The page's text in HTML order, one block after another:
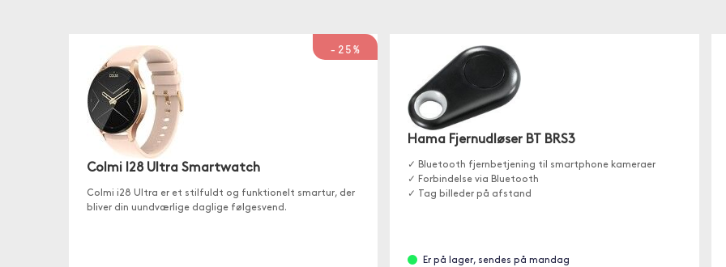
-25%
Colmi I28 Ultra Smartwatch
Colmi i28 Ultra er et stilfuldt og funktionelt smartur, der
bliver din uundværlige daglige følgesvend.
Hama Fjernudløser BT BRS3
✓ Bluetooth fjernbetjening til smartphone kameraer
✓ Forbindelse via Bluetooth
✓ Tag billeder på afstand
Er på lager, sendes på mandag